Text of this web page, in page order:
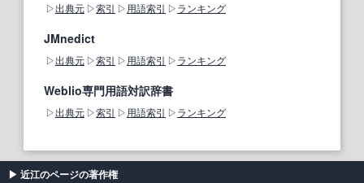
出典元 索引 用語索引 ランキング
JMnedict
出典元 索引 用語索引 ランキング
Weblio専門用語対訳辞書
出典元 索引 用語索引 ランキング
近江のページの著作権